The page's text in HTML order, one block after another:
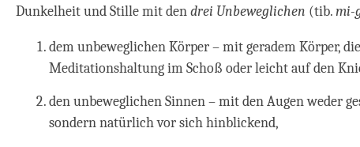
Dunkelheit und Stille mit dendrei Unbeweglichen (tib.mi-
dem unbeweglichen Körper – mit geradem Körper,
Meditationshaltung im Schoß oder leicht auf den
den unbeweglichen Sinnen – mit den Augen weder
sondern natürlich vor sich hinblickend,